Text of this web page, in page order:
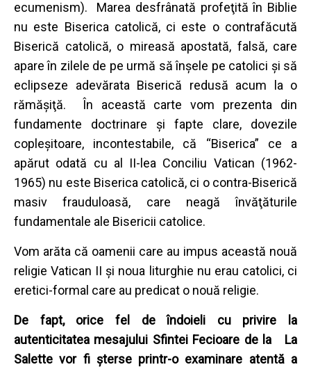
ecumenism). Marea desfrânată profeţită în Biblie
nu este Biserica catolică, ci este o contrafăcută
Biserică catolică, o mireasă apostată, falsă, care
apare în zilele de pe urmă să înşele pe catolici şi să
eclipseze adevărata Biserică redusă acum la o
rămăşiţă. În această carte vom prezenta din
fundamente doctrinare şi fapte clare, dovezile
copleşitoare, incontestabile, că “Biserica” ce a
apărut odată cu al II-lea Conciliu Vatican (1962-
1965) nu este Biserica catolică, ci o contra-Biserică
masiv frauduloasă, care neagă învăţăturile
fundamentale ale Bisericii catolice.
Vom arăta că oamenii care au impus această nouă
religie Vatican II şi noua liturghie nu erau catolici, ci
eretici-formal care au predicat o nouă religie.
De fapt, orice fel de îndoieli cu privire la
autenticitatea mesajului Sfintei Fecioare de la La
Salette vor fi şterse printr-o examinare atentă a